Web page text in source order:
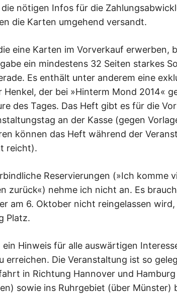
nötigen Infos für die
die Karten umgehend versandt.
eine Karten im Vorverkauf erwerben,
ein mindestens 32 Seiten starkes
Es enthält unter anderem eine
Henkel, der bei »Hinterm Mond 2014«
des Tages. Das Heft gibt es für die
an der Kasse (gegen
können das Heft während der
reicht).
Reservierungen (»Ich komme
zurück«) nehme ich nicht an. Es
am 6. Oktober nicht reingelassen
Platz.
ein Hinweis für alle auswärtigen
erreichen. Die Veranstaltung ist so
in Richtung Hannover und
sowie ins Ruhrgebiet (über Münster)